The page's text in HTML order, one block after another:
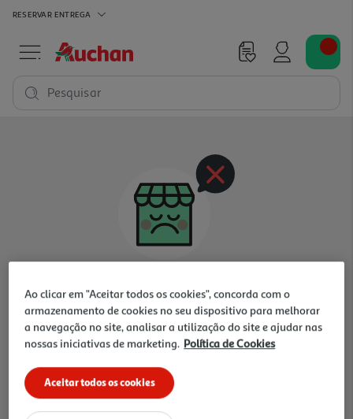
RESERVAR ENTREGA
Pesquisar
para a loja selecionada
Ao clicar em "Aceitar todos os cookies", concorda com o
armazenamento de cookies no seu dispositivo para melhorar
a navegação no site, analisar a utilização do site e ajudar nas
nossas iniciativas de marketing. Política de Cookies
Aceitar todos os cookies